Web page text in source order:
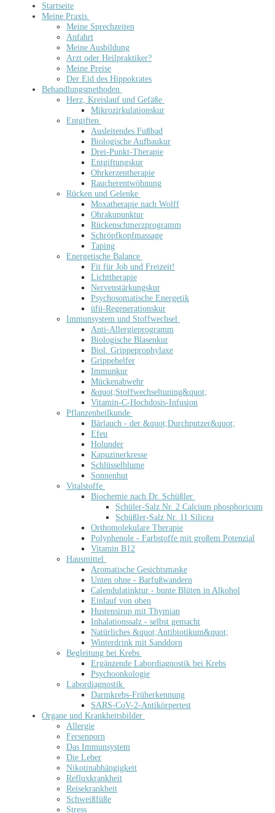
Startseite
Meine Praxis
Meine Sprechzeiten
Anfahrt
Meine Ausbildung
Arzt oder Heilpraktiker?
Meine Preise
Der Eid des Hippokrates
Behandlungsmethoden
Herz, Kreislauf und Gefäße
Mikrozirkulationskur
Entgiften
Ausleitendes Fußbad
Biologische Aufbaukur
Drei-Punkt-Therapie
Entgiftungskur
Ohrkerzentherapie
Raucherentwöhnung
Rücken und Gelenke
Moxatherapie nach Wolff
Ohrakupunktur
Rückenschmerzprogramm
Schröpfkopfmassage
Taping
Energetische Balance
Fit für Job und Freizeit!
Lichttherapie
Nervenstärkungskur
Psychosomatische Energetik
üfü-Regenerationskur
Immunsystem und Stoffwechsel
Anti-Allergieprogramm
Biologische Blasenkur
Biol. Grippeprophylaxe
Grippehelfer
Immunkur
Mückenabwehr
&quot;Stoffwechseltuning&quot;
Vitamin-C-Hochdosis-Infusion
Pflanzenheilkunde
Bärlauch - der &quot;Durchputzer&quot;
Efeu
Holunder
Kapuzinerkresse
Schlüsselblume
Sonnenhut
Vitalstoffe
Biochemie nach Dr. Schüßler
Schüler-Salz Nr. 2 Calcium phosphoricum
Schüßler-Salz Nr. 11 Silicea
Orthomolekulare Therapie
Polyphenole - Farbstoffe mit großem Potenzial
Vitamin B12
Hausmittel
Aromatische Gesichtsmaske
Unten ohne - Barfußwandern
Calendulatinktur - bunte Blüten in Alkohol
Einlauf von oben
Hustensirup mit Thymian
Inhalationssalz - selbst gemacht
Natürliches &quot;Antibiotikum&quot;
Winterdrink mit Sanddorn
Begleitung bei Krebs
Ergänzende Labordiagnostik bei Krebs
Psychoonkologie
Labordiagnostik
Darmkrebs-Früherkennung
SARS-CoV-2-Antikörpertest
Organe und Krankheitsbilder
Allergie
Fersenporn
Das Immunsystem
Die Leber
Nikotinabhängigkeit
Refluxkrankheit
Reisekrankheit
Schweißfüße
Stress